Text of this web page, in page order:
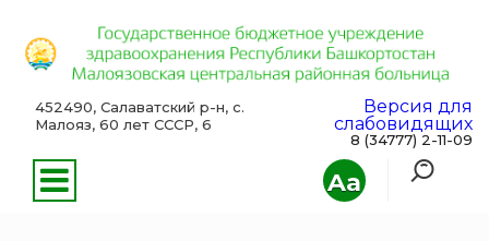
Aa
452490, Салаватский р-н, с.
Малояз, 60 лет СССР, 6
Версия для
слабовидящих
8 (34777) 2-11-09